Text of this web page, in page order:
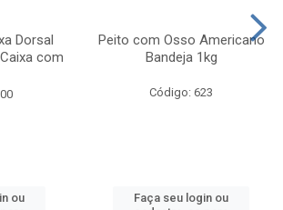
Dorsal
com
ou
Peito com Osso Americano
Bandeja 1kg
Código: 623
Faça seu login ou